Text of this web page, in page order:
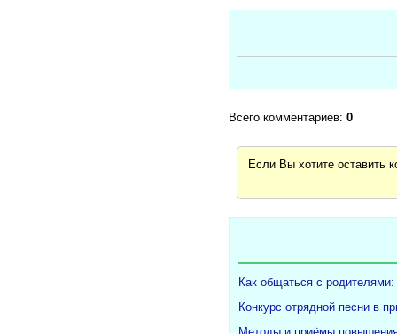
Всего комментариев: 0
Если Вы хотите оставить
Как общаться с родителями:
Конкурс отрядной песни в